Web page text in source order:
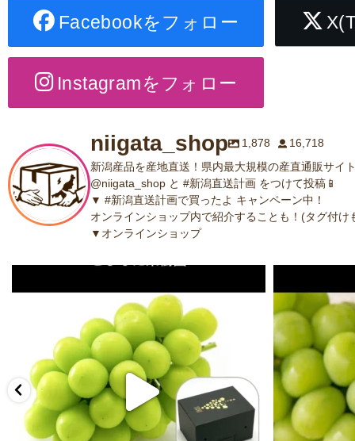
Facebookをフォロー
Instagramをフォロー
niigata_shop 1,878
16,718
新潟産品を産地直送！県内最大規模の産直通販サイ
@niigata_shop と #新潟直送計画 をつけて投稿📱
▼ #新潟直送計画で買ったよ キャンペーン中！
オンラインショップ内で紹介することも！(タグ付け
▼オンラインショップ